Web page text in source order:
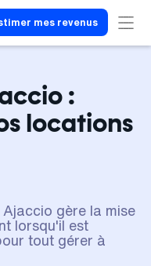
mes revenus
:
locations
gère la mise
lorsqu'il est
tout gérer à